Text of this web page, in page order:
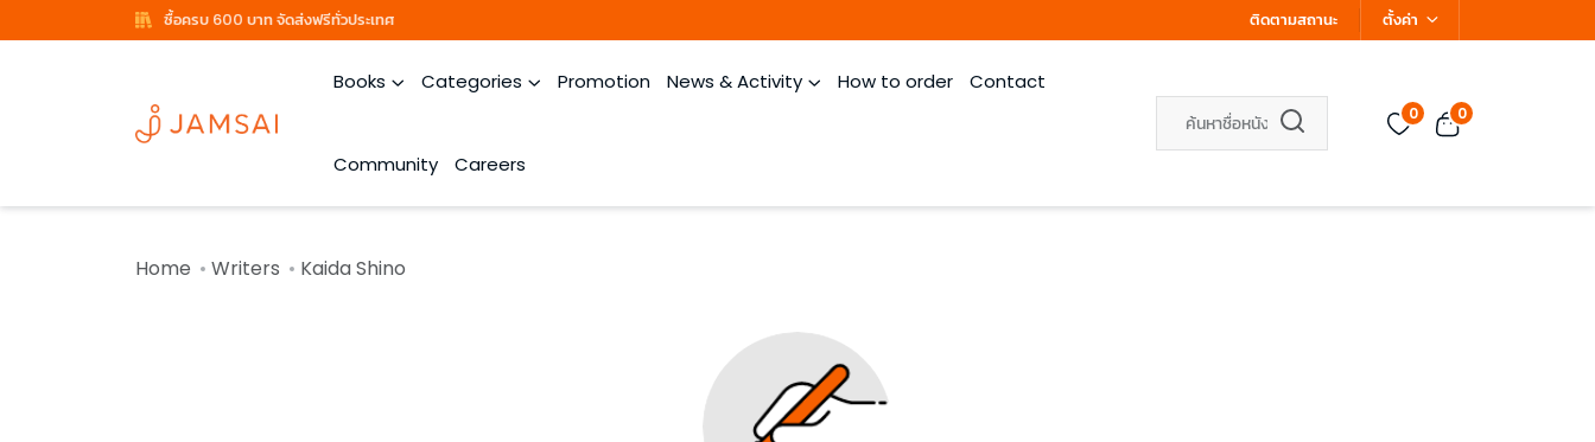
ซื้อครบ 600 บาท จัดส่งฟรีทั่วประเทศ ติดตามสถานะ ตั้งค่า
Books Categories Promotion News & Activity How to order Contact
Community Careers
0 0
Home Writers Kaida Shino